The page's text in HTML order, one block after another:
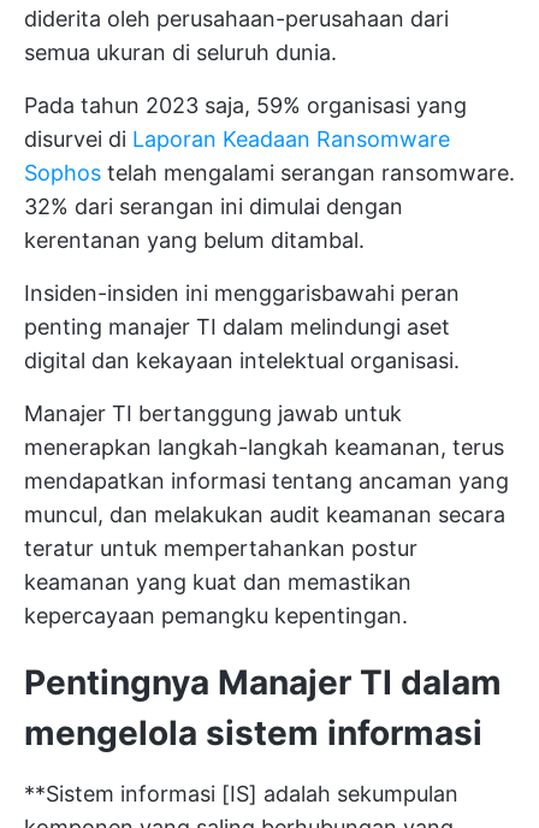
diderita oleh perusahaan-perusahaan dari
semua ukuran di seluruh dunia.
Pada tahun 2023 saja, 59% organisasi yang
disurvei di Laporan Keadaan Ransomware
Sophos telah mengalami serangan ransomware.
32% dari serangan ini dimulai dengan
kerentanan yang belum ditambal.
Insiden-insiden ini menggarisbawahi peran
penting manajer TI dalam melindungi aset
digital dan kekayaan intelektual organisasi.
Manajer TI bertanggung jawab untuk
menerapkan langkah-langkah keamanan, terus
mendapatkan informasi tentang ancaman yang
muncul, dan melakukan audit keamanan secara
teratur untuk mempertahankan postur
keamanan yang kuat dan memastikan
kepercayaan pemangku kepentingan.
Pentingnya Manajer TI dalam
mengelola sistem informasi
**Sistem informasi [IS] adalah sekumpulan